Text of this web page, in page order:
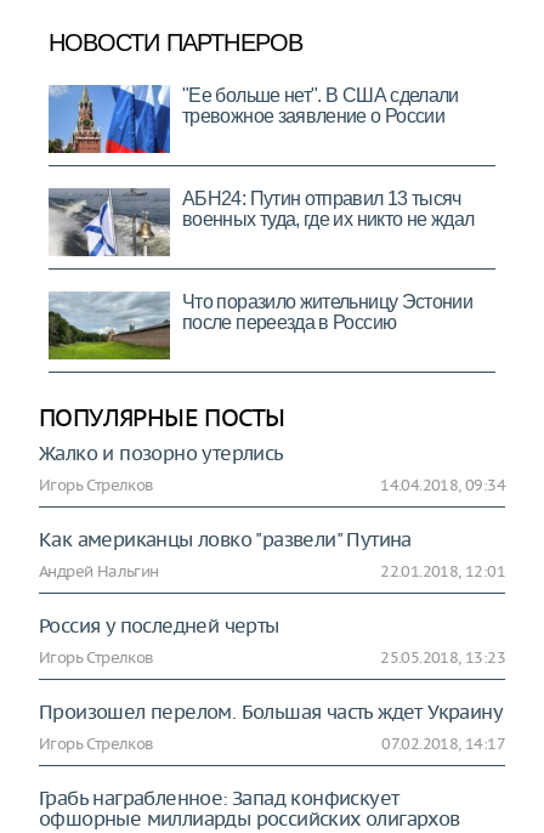
ПОПУЛЯРНЫЕ ПОСТЫ
Жалко и позорно утерлись
Игорь Стрелков 14.04.2018, 09:34
Как американцы ловко "развели" Путина
Андрей Нальгин 22.01.2018, 12:01
Россия у последней черты
Игорь Стрелков 25.05.2018, 13:23
Произошел перелом. Большая часть ждет Украину
Игорь Стрелков 07.02.2018, 14:17
Грабь награбленное: Запад конфискует
офшорные миллиарды российских олигархов